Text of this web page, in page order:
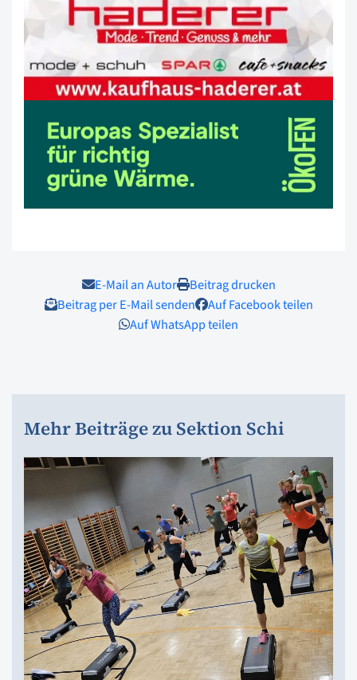
E-Mail an Autor
Beitrag drucken
Beitrag per E-Mail senden
Auf Facebook teilen
Auf WhatsApp teilen
Mehr Beiträge zu Sektion Schi